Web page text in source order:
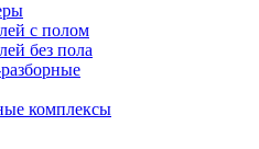
с полом
без пола
комплексы